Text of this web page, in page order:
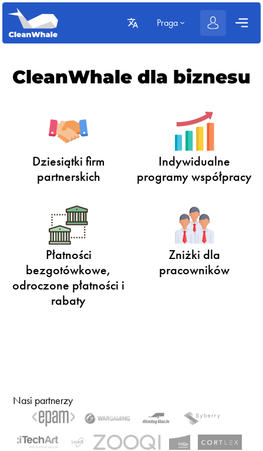
Praga
CleanWhale dla biznesu
Dziesiątki firm
partnerskich
Indywidualne
programy współpracy
Płatności
bezgotówkowe,
odroczone płatności i
rabaty
Zniżki dla
pracowników
Nasi partnerzy